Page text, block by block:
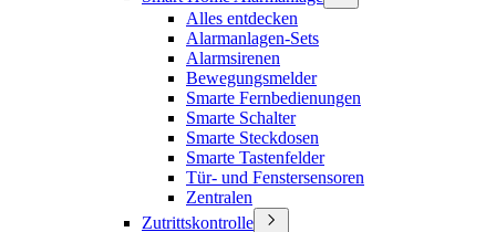
Alles entdecken
Alarmanlagen-Sets
Alarmsirenen
Bewegungsmelder
Smarte Fernbedienungen
Smarte Schalter
Smarte Steckdosen
Smarte Tastenfelder
Tür- und Fenstersensoren
Zentralen
Zutrittskontrolle